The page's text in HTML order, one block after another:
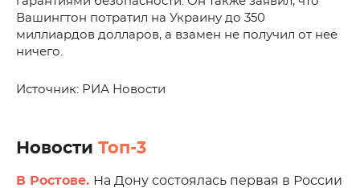
Вашингтон потратил на Украину до 350
миллиардов долларов, а взамен не получил от нее
ничего.
Источник: РИА Новости
Новости Топ-3
В Ростове. На Дону состоялась первая в России